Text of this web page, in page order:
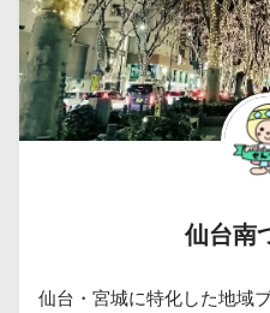
仙台南
仙台・宮城に特化した地域